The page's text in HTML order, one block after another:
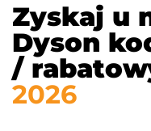
Zyskaj u
Dyson
/
2026